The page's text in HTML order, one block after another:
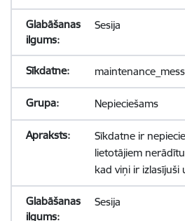
Sesija
Nepieciešams
Sīkdatne ir
lietotājiem
kad viņi ir izlasījuši
Sesija